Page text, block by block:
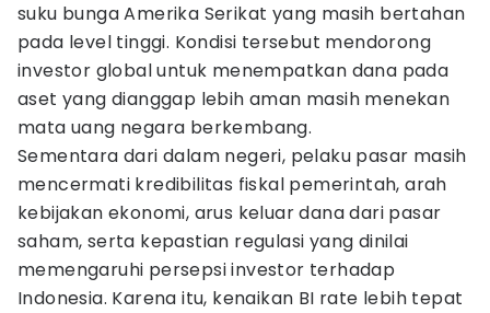
suku bunga Amerika Serikat yang masih bertahan
pada level tinggi. Kondisi tersebut mendorong
investor global untuk menempatkan dana pada
aset yang dianggap lebih aman masih menekan
mata uang negara berkembang.
Sementara dari dalam negeri, pelaku pasar masih
mencermati kredibilitas fiskal pemerintah, arah
kebijakan ekonomi, arus keluar dana dari pasar
saham, serta kepastian regulasi yang dinilai
memengaruhi persepsi investor terhadap
Indonesia. Karena itu, kenaikan BI rate lebih tepat